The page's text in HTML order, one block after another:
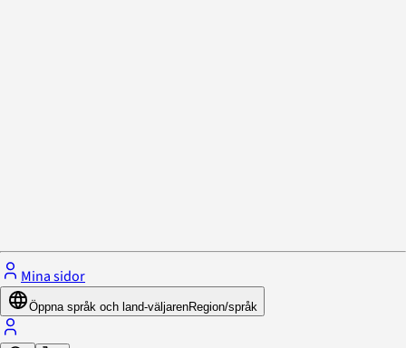
Mina sidor
Öppna språk och land-väljarenRegion/språk